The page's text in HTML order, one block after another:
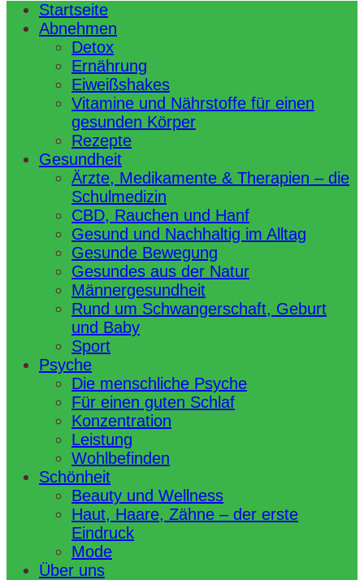
Startseite
Abnehmen
Detox
Ernährung
Eiweißshakes
Vitamine und Nährstoffe für einen
gesunden Körper
Rezepte
Gesundheit
Ärzte, Medikamente & Therapien – die
Schulmedizin
CBD, Rauchen und Hanf
Gesund und Nachhaltig im Alltag
Gesunde Bewegung
Gesundes aus der Natur
Männergesundheit
Rund um Schwangerschaft, Geburt
und Baby
Sport
Psyche
Die menschliche Psyche
Für einen guten Schlaf
Konzentration
Leistung
Wohlbefinden
Schönheit
Beauty und Wellness
Haut, Haare, Zähne – der erste
Eindruck
Mode
Über uns